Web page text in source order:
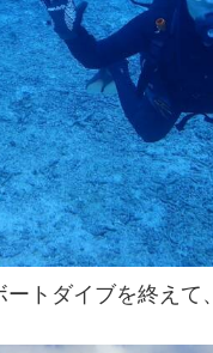
トダイブを終えて